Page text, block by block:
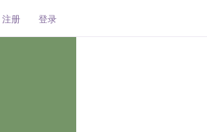
注册 登录